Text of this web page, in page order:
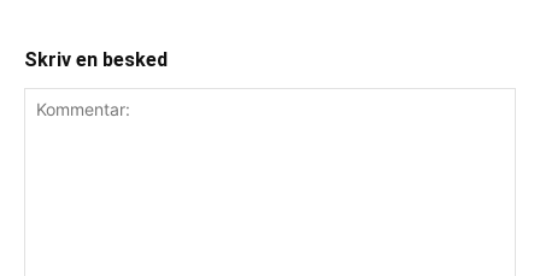
Skriv en besked